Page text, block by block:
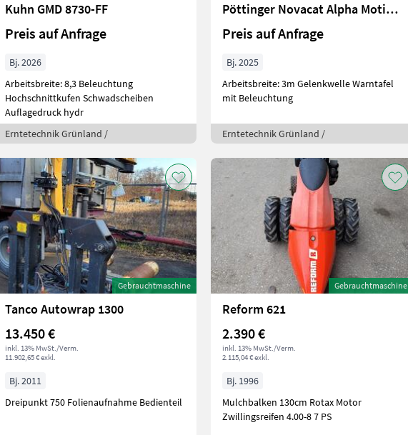
Kuhn GMD 8730-FF
Preis auf Anfrage
Bj. 2026
Arbeitsbreite: 8,3 Beleuchtung
Hochschnittkufen Schwadscheiben
Auflagedruck hydr
Erntetechnik Grünland /
Pöttinger Novacat Alpha Motion Pro
Preis auf Anfrage
Bj. 2025
Arbeitsbreite: 3m Gelenkwelle Warntafel
mit Beleuchtung
Erntetechnik Grünland /
Gebrauchtmaschine
Tanco Autowrap 1300
13.450 €
inkl. 13% MwSt./Verm.
11.902,65 € exkl.
Bj. 2011
Dreipunkt 750 Folienaufnahme Bedienteil
Gebrauchtmaschine
Reform 621
2.390 €
inkl. 13% MwSt./Verm.
2.115,04 € exkl.
Bj. 1996
Mulchbalken 130cm Rotax Motor
Zwillingsreifen 4.00-8 7 PS